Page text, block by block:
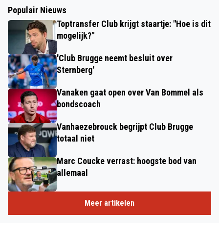
Populair Nieuws
Toptransfer Club krijgt staartje: "Hoe is dit
mogelijk?"
'Club Brugge neemt besluit over
Sternberg'
Vanaken gaat open over Van Bommel als
bondscoach
Vanhaezebrouck begrijpt Club Brugge
totaal niet
Marc Coucke verrast: hoogste bod van
allemaal
Meer artikelen